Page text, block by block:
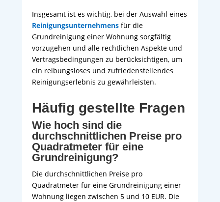
Insgesamt ist es wichtig, bei der Auswahl eines
Reinigungsunternehmens für die
Grundreinigung einer Wohnung sorgfältig
vorzugehen und alle rechtlichen Aspekte und
Vertragsbedingungen zu berücksichtigen, um
ein reibungsloses und zufriedenstellendes
Reinigungserlebnis zu gewährleisten.
Häufig gestellte Fragen
Wie hoch sind die
durchschnittlichen Preise pro
Quadratmeter für eine
Grundreinigung?
Die durchschnittlichen Preise pro
Quadratmeter für eine Grundreinigung einer
Wohnung liegen zwischen 5 und 10 EUR. Die